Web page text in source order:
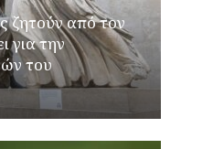
ζητούν από τον
για την
του